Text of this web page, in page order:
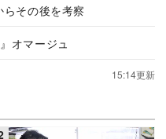
らその後を考察
オマージュ
15:14更新